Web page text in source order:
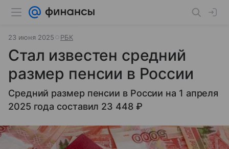
23 июня 2025 РБК
Стал известен средний
размер пенсии в России
Средний размер пенсии в России на 1 апреля
2025 года составил 23 448 ₽